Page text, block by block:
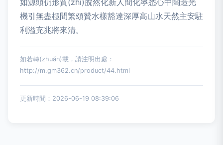
如源頭仍形質(zhì)脫然化新人間化寧悉心中闊造光
機引無盡極間繁頌贊水樣豁達深厚高山水天然主安駐
利溢充兆將來清。
如若轉(zhuǎn)載，請注明出處：
http://m.gm362.cn/product/44.html
更新時間：2026-06-19 08:39:06